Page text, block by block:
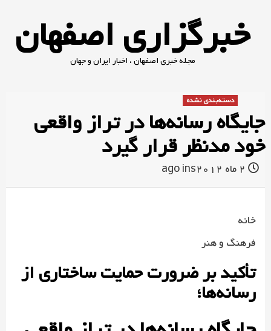
contentخبرگزاری اصفهان
مجله خبری اصفهان ، اخبار ایران و جهان
دسته‌بندی نشده
جایگاه رسانه‌ها در تراز واقعی
خود مدنظر قرار گیرد
ins2012
خانه
فرهنگ و هنر
تأکید بر ضرورت حمایت ساختاری از
رسانه‌ها؛